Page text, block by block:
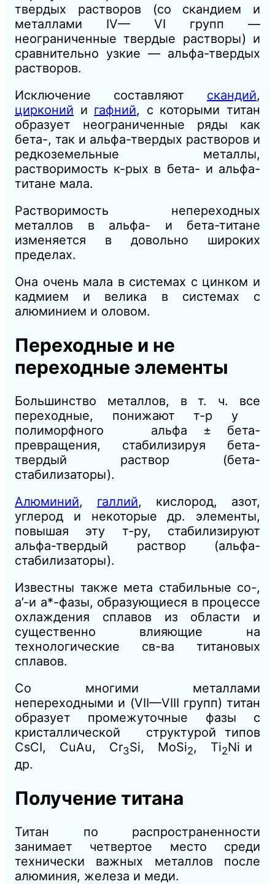
твердых растворов (со скандием и
металлами IV— VI групп —
неограниченные твердые растворы) и
сравнительно узкие — альфа-твердых
растворов.
Исключение составляют скандий,
цирконий и гафний, с которыми титан
образует неограниченные ряды как
бета-, так и альфа-твердых растворов и
редкоземельные металлы,
растворимость к-рых в бета- и альфа-
титане мала.
Растворимость непереходных
металлов в альфа- и бета-титане
изменяется в довольно широких
пределах.
Она очень мала в системах с цинком и
кадмием и велика в системах с
алюминием и оловом.
Переходные и не
переходные элементы
Большинство металлов, в т. ч. все
переходные, понижают т-р у
полиморфного альфа ± бета-
превращения, стабилизируя бета-
твердый раствор (бета-
стабилизаторы).
Алюминий, галлий, кислород, азот,
углерод и некоторые др. элементы,
повышая эту т-ру, стабилизируют
альфа-твердый раствор (альфа-
стабилизаторы).
Известны также мета стабильные со-,
а’-и а*-фазы, образующиеся в процессе
охлаждения сплавов из области и
существенно влияющие на
технологические св-ва титановых
сплавов.
Со многими металлами
непереходными и (VII—VIII групп) титан
образует промежуточные фазы с
кристаллической структурой типов
CsCI, СuАu, Cr3Si, MoSi2, Ti2Ni и
др.
Получение титана
Титан по распространенности
занимает четвертое место среди
технически важных металлов после
алюминия, железа и меди.